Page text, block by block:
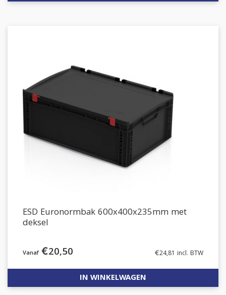
ESD Euronormbak 600x400x235mm met
deksel
€20,50 €24,81 incl. BTW
IN WINKELWAGEN